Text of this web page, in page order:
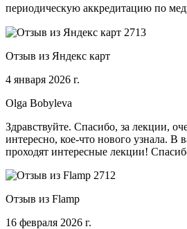
периодическую аккредитацию по
Отзыв из Яндекс карт
4 января 2026 г.
Olga Bobyleva
Здравствуйте. Спасибо, за лекции,
интересно, кое-что нового узнала. В
проходят интересные лекции!
Отзыв из Flamp
16 февраля 2026 г.